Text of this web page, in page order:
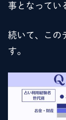
事となってい
続いて、この
す。